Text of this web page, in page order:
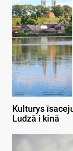
Kulturys
Ludzā i kinā